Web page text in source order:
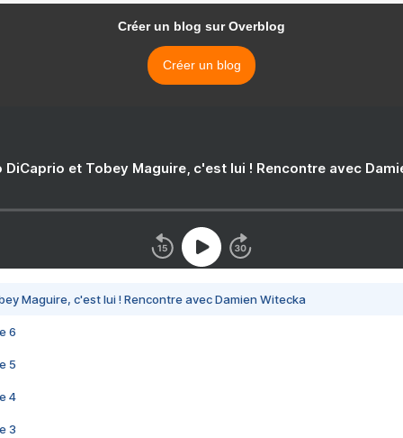
Créer un blog sur Overblog
Créer un blog
DiCaprio et Tobey Maguire, c'est lui ! Rencontre avec
Maguire, c'est lui ! Rencontre avec Damien Witecka
6
5
4
3